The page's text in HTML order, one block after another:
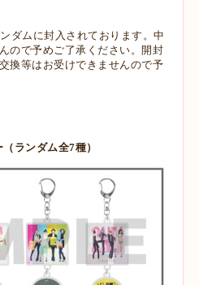
ダムに封入されております。中
ので予めご了承ください。開封
換等はお受けできませんので予
ランダム全7種）